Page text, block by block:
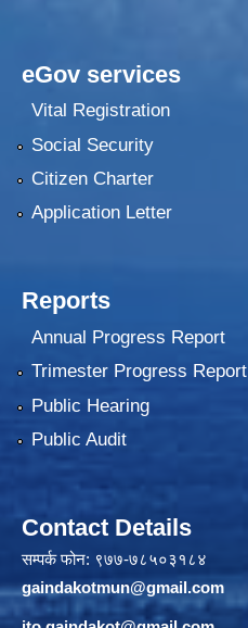
eGov services
Vital Registration
Social Security
Citizen Charter
Application Letter
Reports
Annual Progress Report
Trimester Progress Report
Public Hearing
Public Audit
Contact Details
सम्पर्क फोन: ९७७-७८५०३१८४
gaindakotmun@gmail.com